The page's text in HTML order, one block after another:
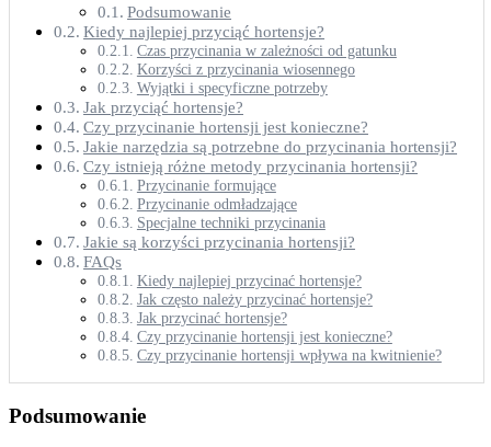
Podsumowanie
Kiedy najlepiej przyciąć hortensje?
Czas przycinania w zależności od gatunku
Korzyści z przycinania wiosennego
Wyjątki i specyficzne potrzeby
Jak przyciąć hortensje?
Czy przycinanie hortensji jest konieczne?
Jakie narzędzia są potrzebne do przycinania hortensji?
Czy istnieją różne metody przycinania hortensji?
Przycinanie formujące
Przycinanie odmładzające
Specjalne techniki przycinania
Jakie są korzyści przycinania hortensji?
FAQs
Kiedy najlepiej przycinać hortensje?
Jak często należy przycinać hortensje?
Jak przycinać hortensje?
Czy przycinanie hortensji jest konieczne?
Czy przycinanie hortensji wpływa na kwitnienie?
Podsumowanie